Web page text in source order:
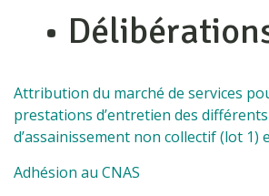
•
Attribution du marché de services
prestations d’entretien des
d’assainissement non collectif (lot 1)
Adhésion au CNAS